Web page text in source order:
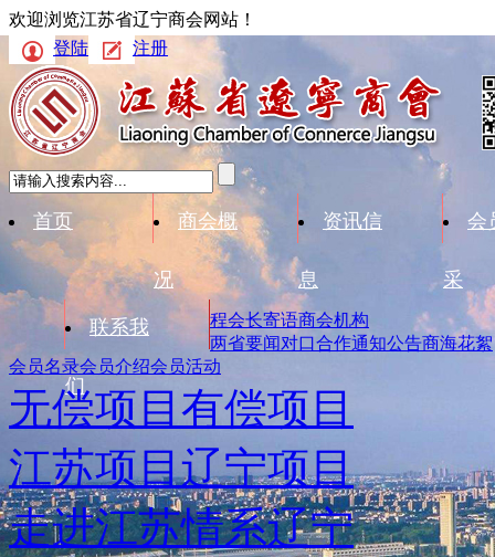
欢迎浏览江苏省辽宁商会网站！
登陆
注册
首页 商会概
况
资讯信
息
会
采
联系我
们
程会长寄语商会机构
两省要闻对口合作通知公告商海花絮
会员名录会员介绍会员活动
无偿项目有偿项目
江苏项目辽宁项目
走进江苏情系辽宁